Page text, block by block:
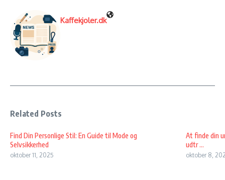
Kaffekjoler.dk
Related Posts
Find Din Personlige Stil: En Guide til Mode og
Selvsikkerhed
oktober 11, 2025
At finde din
udtr ...
oktober 8,